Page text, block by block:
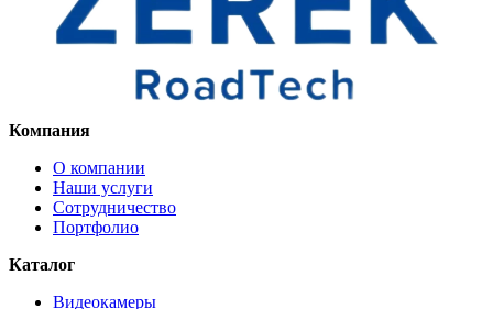
Компания
О компании
Наши услуги
Сотрудничество
Портфолио
Каталог
Видеокамеры